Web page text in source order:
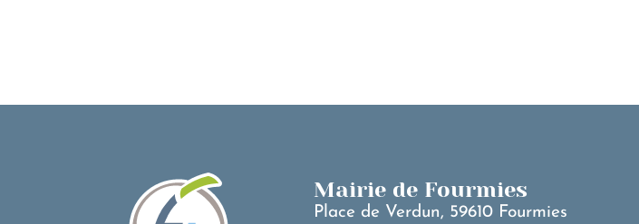
Mairie de Fourmies
Place de Verdun, 59610 Fourmies